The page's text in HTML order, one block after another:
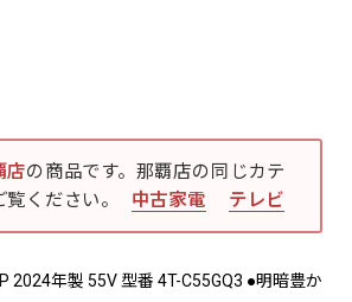
店の商品です。那覇店の同じカテ
覧ください。
中古家電 テレビ
2024年製 55V 型番 4T-C55GQ3 ●明暗豊か